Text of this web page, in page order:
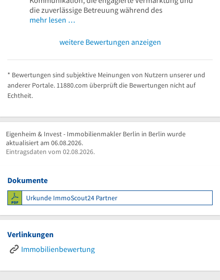
die zuverlässige Betreuung während des
mehr lesen …
weitere Bewertungen anzeigen
* Bewertungen sind subjektive Meinungen von Nutzern unserer und
anderer Portale. 11880.com überprüft die Bewertungen nicht auf
Echtheit.
Eigenheim & Invest - Immobilienmakler Berlin in Berlin wurde
aktualisiert am 06.08.2026.
Eintragsdaten vom 02.08.2026.
Dokumente
Urkunde ImmoScout24 Partner
Verlinkungen
Immobilienbewertung